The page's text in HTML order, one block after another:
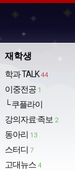
재학생
학과 TALK 44
이중전공 1
└ 쿠플라이
강의자료·족보 2
동아리 13
스터디 7
고대뉴스 4